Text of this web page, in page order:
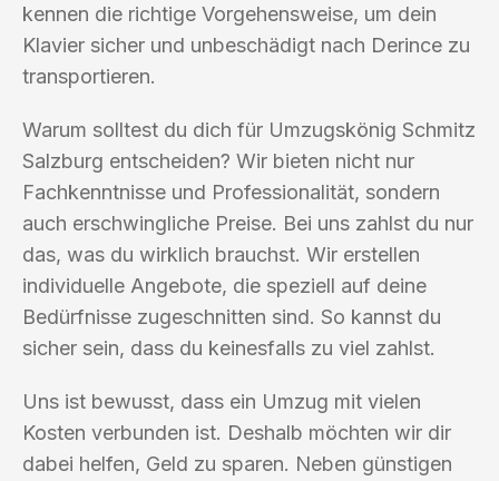
kennen die richtige Vorgehensweise, um dein
Klavier sicher und unbeschädigt nach Derince zu
transportieren.
Warum solltest du dich für Umzugskönig Schmitz
Salzburg entscheiden? Wir bieten nicht nur
Fachkenntnisse und Professionalität, sondern
auch erschwingliche Preise. Bei uns zahlst du nur
das, was du wirklich brauchst. Wir erstellen
individuelle Angebote, die speziell auf deine
Bedürfnisse zugeschnitten sind. So kannst du
sicher sein, dass du keinesfalls zu viel zahlst.
Uns ist bewusst, dass ein Umzug mit vielen
Kosten verbunden ist. Deshalb möchten wir dir
dabei helfen, Geld zu sparen. Neben günstigen